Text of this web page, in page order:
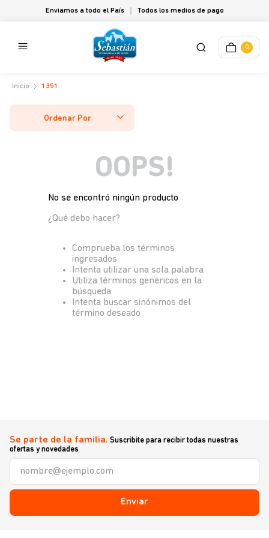
Enviamos a todo el País Todos los medios de pago
0
1351
Ordenar Por
OOPS!
No se encontró ningún producto
¿Qué debo hacer?
Comprueba los términos
ingresados
Intenta utilizar una sola palabra
Utiliza términos genéricos en la
búsqueda
Intenta buscar sinónimos del
término deseado
Se parte de la familia. Suscribite para recibir todas nuestras
ofertas y novedades
Enviar